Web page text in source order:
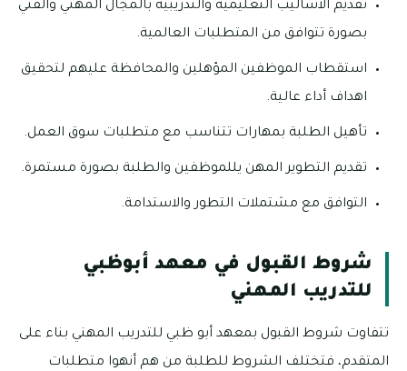
تقديم الأساليب التعليمية والتدريبية بالمجال المهني والفني
بصورة تتوافق من المتطلبات العالمية.
استقطاب الموظفين المؤهلين والمحافظة عليهم لتحقيق
اهداف أداء عالية.
تأهيل الطلبة بمهارات تتناسب مع متطلبات سوق العمل.
تقديم التطوير المهن يللموظفين والطلبة بصورة مستمرة.
التوافق مع مشتملات التطور والاستدامة.
شروط القبول في معهد أبوظبي
للتدريب المهني
تتفاوت شروط القبول بمعهد أبو ظبي للتدريب المهني بناء على
المتقدم، فتختلف الشروط للطلبة من هم أنهوا متطلبات